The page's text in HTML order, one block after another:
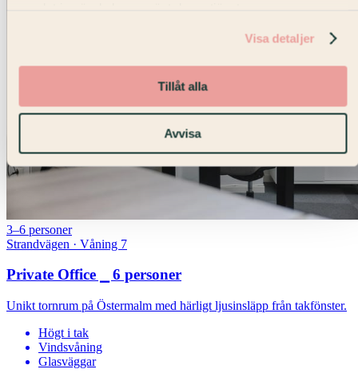
Visa detaljer
Tillåt alla
Avvisa
3–6 personer
Strandvägen · Våning 7
Private Office ⎯ 6 personer
Unikt tornrum på Östermalm med härligt ljusinsläpp från takfönster.
Högt i tak
Vindsvåning
Glasväggar